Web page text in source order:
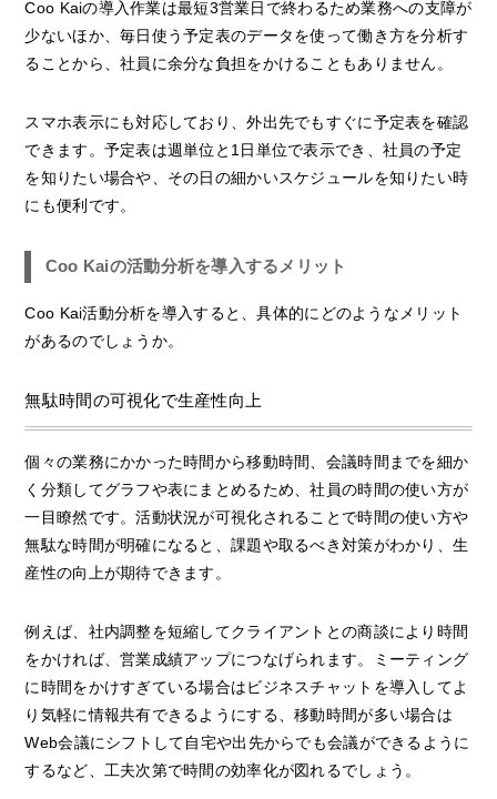
Coo Kaiの導入作業は最短3営業日で終わるため業務への支障が
少ないほか、毎日使う予定表のデータを使って働き方を分析す
ることから、社員に余分な負担をかけることもありません。
スマホ表示にも対応しており、外出先でもすぐに予定表を確認
できます。予定表は週単位と1日単位で表示でき、社員の予定
を知りたい場合や、その日の細かいスケジュールを知りたい時
にも便利です。
Coo Kaiの活動分析を導入するメリット
Coo Kai活動分析を導入すると、具体的にどのようなメリット
があるのでしょうか。
無駄時間の可視化で生産性向上
個々の業務にかかった時間から移動時間、会議時間までを細か
く分類してグラフや表にまとめるため、社員の時間の使い方が
一目瞭然です。活動状況が可視化されることで時間の使い方や
無駄な時間が明確になると、課題や取るべき対策がわかり、生
産性の向上が期待できます。
例えば、社内調整を短縮してクライアントとの商談により時間
をかければ、営業成績アップにつなげられます。ミーティング
に時間をかけすぎている場合はビジネスチャットを導入してよ
り気軽に情報共有できるようにする、移動時間が多い場合は
Web会議にシフトして自宅や出先からでも会議ができるように
するなど、工夫次第で時間の効率化が図れるでしょう。